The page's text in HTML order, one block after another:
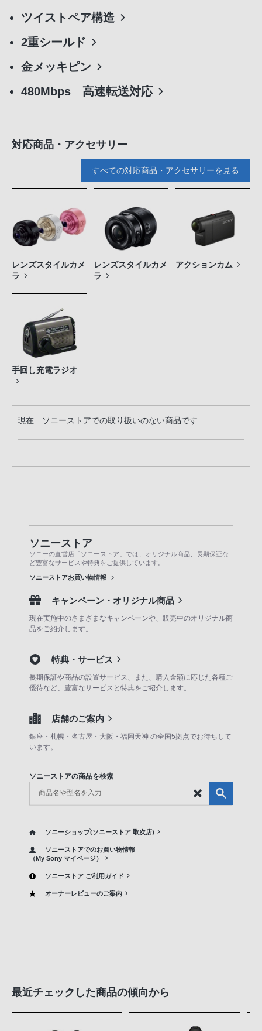
ツイストペア構造
2重シールド
金メッキピン
480Mbps 高速転送対応
対応商品・アクセサリー
すべての対応商品・アクセサリーを見る
レンズスタイルカメ
ラ
レンズスタイルカメ
ラ
アクションカム
手回し充電ラジオ
現在 ソニーストアでの取り扱いのない商品です
ソニーストア
ソニーの直営店「ソニーストア」では、オリジナル商品、長期保証な
ど豊富なサービスや特典をご提供しています。
ソニーストアお買い物情報
キャンペーン・オリジナル商品
現在実施中のさまざまなキャンペーンや、販売中のオリジナル商
品をご紹介します。
特典・サービス
長期保証や商品の設置サービス、また、購入金額に応じた各種ご
優待など、豊富なサービスと特典をご紹介します。
店舗のご案内
銀座・札幌・名古屋・大阪・福岡天神 の全国5拠点でお待ちして
います。
ソニーストアの商品を検索
ソニーショップ(ソニーストア 取次店)
ソニーストアでのお買い物情報
（My Sony マイページ）
ソニーストア ご利用ガイド
オーナーレビューのご案内
最近チェックした商品の傾向から